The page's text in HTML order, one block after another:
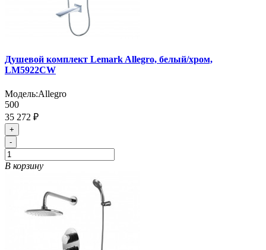
Душевой комплект Lemark Allegro, белый/хром,
LM5922CW
Модель:Allegro
500
35 272 ₽
+
-
В корзину